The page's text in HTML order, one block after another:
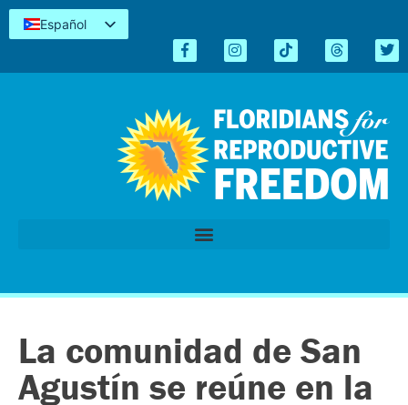
Español
Kreyòl
La comunidad de San
Agustín se reúne en la